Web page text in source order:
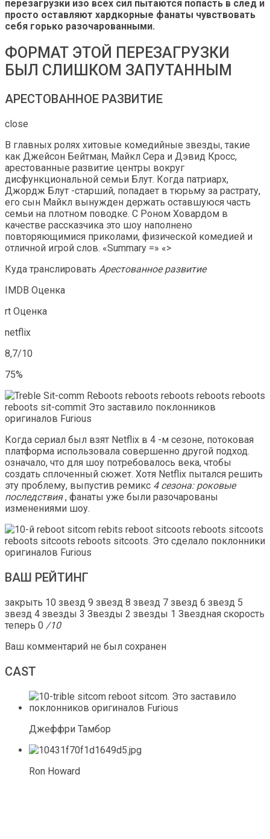
перезагрузки изо всех сил пытаются попасть в след и
просто оставляют хардкорные фанаты чувствовать
себя горько разочарованными.
ФОРМАТ ЭТОЙ ПЕРЕЗАГРУЗКИ
БЫЛ СЛИШКОМ ЗАПУТАННЫМ
АРЕСТОВАННОЕ РАЗВИТИЕ
close
В главных ролях хитовые комедийные звезды, такие
как Джейсон Бейтман, Майкл Сера и Дэвид Кросс,
арестованные развитие центры вокруг
дисфункциональной семьи Блут. Когда патриарх,
Джордж Блут -старший, попадает в тюрьму за растрату,
его сын Майкл вынужден держать оставшуюся часть
семьи на плотном поводке. С Роном Ховардом в
качестве рассказчика это шоу наполнено
повторяющимися приколами, физической комедией и
отличной игрой слов. «Summary =» «>
Куда транслировать Арестованное развитие
IMDB Оценка
rt Оценка
netflix
8,7/10
75%
Когда сериал был взят Netflix в 4 -м сезоне, потоковая
платформа использовала совершенно другой подход.
означало, что для шоу потребовалось века, чтобы
создать сплоченный сюжет. Хотя Netflix пытался решить
эту проблему, выпустив ремикс 4 сезона: роковые
последствия, фанаты уже были разочарованы
изменениями шоу.
ВАШ РЕЙТИНГ
закрыть 10 звезд 9 звезд 8 звезд 7 звезд 6 звезд 5
звезд 4 звезды 3 Звезды 2 звезды 1 Звездная скорость
теперь 0 /10
Ваш комментарий не был сохранен
CAST
Джеффри Тамбор
Ron Howard